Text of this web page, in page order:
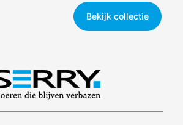
Bekijk collectie